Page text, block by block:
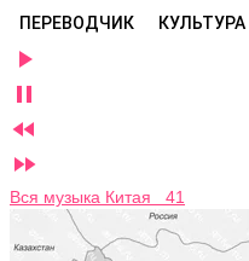
ПЕРЕВОДЧИК КУЛЬТУРА




Вся музыка Китая 41